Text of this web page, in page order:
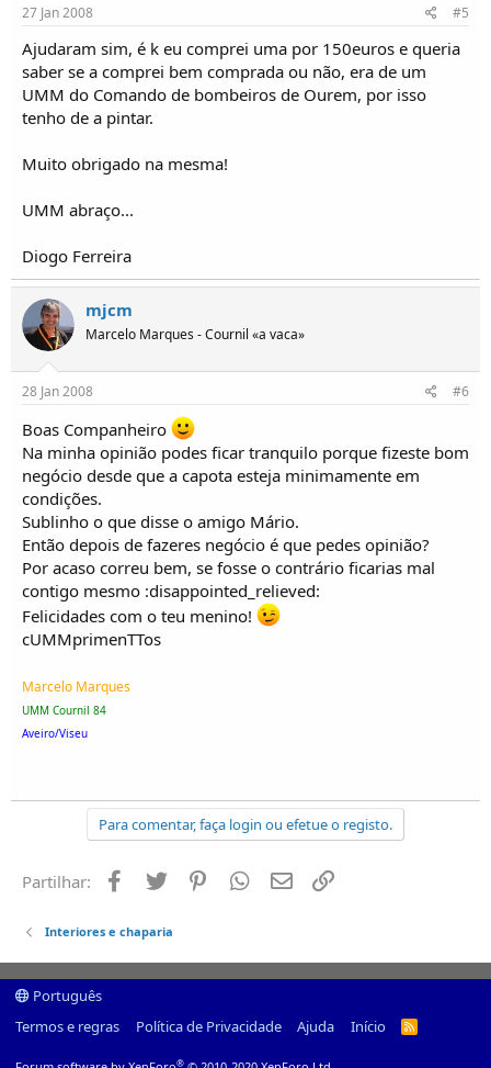
27 Jan 2008 #5
Ajudaram sim, é k eu comprei uma por 150euros e queria
saber se a comprei bem comprada ou não, era de um
UMM do Comando de bombeiros de Ourem, por isso
tenho de a pintar.
Muito obrigado na mesma!
UMM abraço...
Diogo Ferreira
mjcm
Marcelo Marques - Cournil «a vaca»
28 Jan 2008 #6
Boas Companheiro
Na minha opinião podes ficar tranquilo porque fizeste bom
negócio desde que a capota esteja minimamente em
condições.
Sublinho o que disse o amigo Mário.
Então depois de fazeres negócio é que pedes opinião?
Por acaso correu bem, se fosse o contrário ficarias mal
contigo mesmo :disappointed_relieved:
Felicidades com o teu menino!
cUMMprimenTTos
Marcelo Marques
UMM Cournil 84
Aveiro/Viseu
Para comentar, faça login ou efetue o registo.
Partilhar: Facebook
Twitter PinterestWhatsapp
Email
Interiores e chaparia
Português
Termos e regras
Política de Privacidade Ajuda Início
R
®